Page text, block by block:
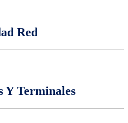
Red
Y Terminales